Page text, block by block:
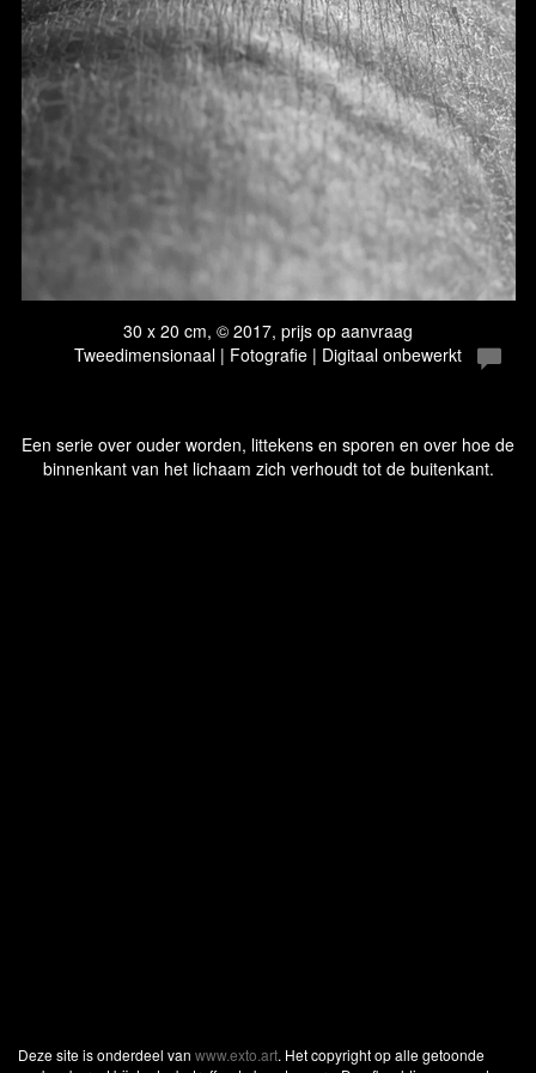
30 x 20 cm, © 2017, prijs op aanvraag
Tweedimensionaal | Fotografie | Digitaal onbewerkt
Een serie over ouder worden, littekens en sporen en over hoe de
binnenkant van het lichaam zich verhoudt tot de buitenkant.
Deze site is onderdeel van www.exto.art. Het copyright op alle getoonde